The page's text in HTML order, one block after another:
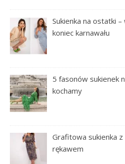
Sukienka na ostatki
koniec karnawału
5 fasonów sukienek
kochamy
Grafitowa sukienka
rękawem